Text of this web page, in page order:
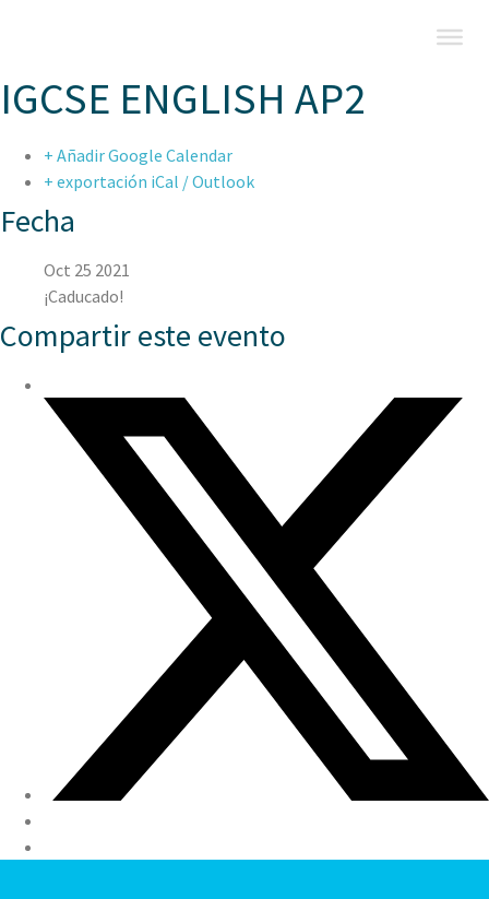
IGCSE ENGLISH AP2
+ Añadir Google Calendar
+ exportación iCal / Outlook
Fecha
Oct 25 2021
¡Caducado!
Compartir este evento